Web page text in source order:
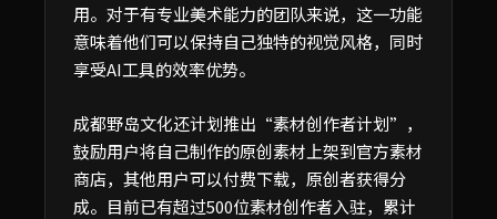
用。对于有专业美术能力的团队来说，这一功能
意味着他们可以保持自己独特的视觉风格，同时
享受AI工具的效率优势。
成都野岛文化还计划推出“素材创作者计划”，
鼓励用户将自己制作的原创素材上架到官方素材
商店，其他用户可以付费下载，原创者获得分
成。目前已有超过500位素材创作者入驻，累计